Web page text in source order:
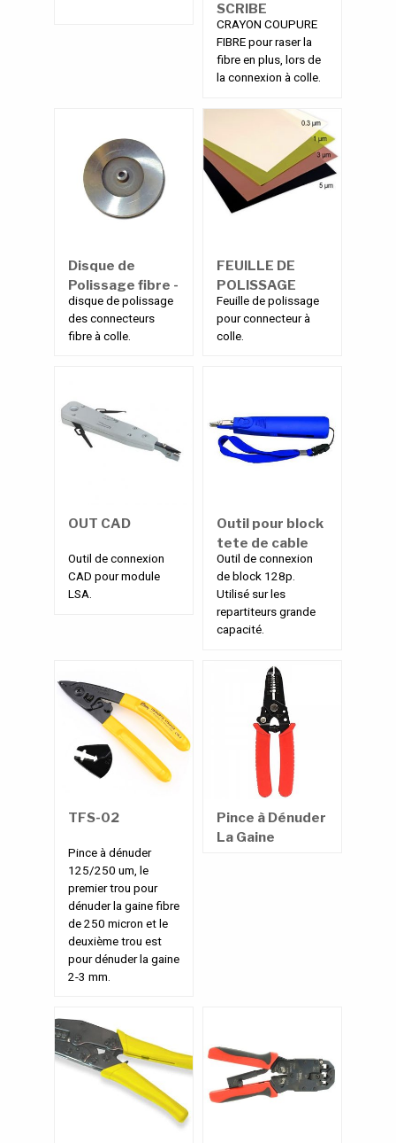
SCRIBE
CRAYON COUPURE
FIBRE pour raser la
fibre en plus, lors de
la connexion à colle.
Disque de
Polissage fibre -
Métal
disque de polissage
des connecteurs
fibre à colle.
FEUILLE DE
POLISSAGE
Feuille de polissage
pour connecteur à
colle.
OUT CAD
Outil de connexion
CAD pour module
LSA.
Outil pour block
tete de cable
128 paires
Outil de connexion
de block 128p.
Utilisé sur les
repartiteurs grande
capacité.
TFS-02
Pince à dénuder
125/250 um, le
premier trou pour
dénuder la gaine fibre
de 250 micron et le
deuxième trou est
pour dénuder la gaine
2-3 mm.
Pince à Dénuder
La Gaine